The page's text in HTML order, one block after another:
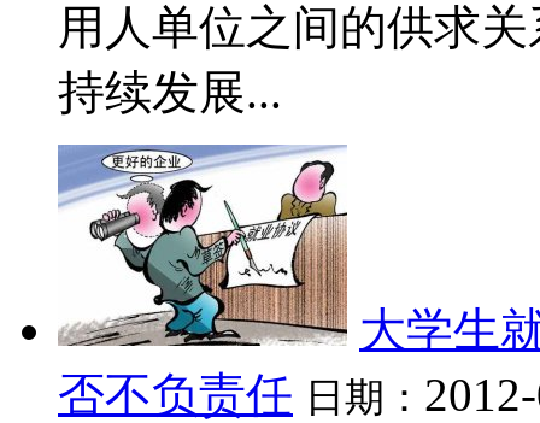
用人单位之间的供求
持续发展...
大学生
否不负责任 日期：